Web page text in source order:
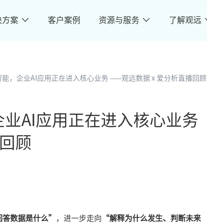
方案 客户案例 资源与服务 了解观远
能，企业AI应用正在进入核心业务 ——观远数据 x 爱分析直播回顾
AI应用正在进入核心业务
顾
答数据是什么” ，进一步走向 “解释为什么发生、判断未来